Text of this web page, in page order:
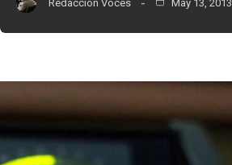
Redacción Voces May 13, 2013